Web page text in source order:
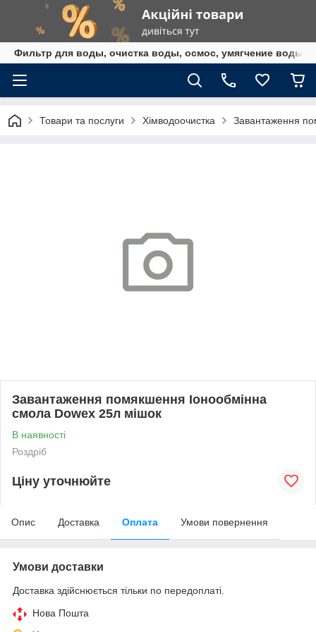
Фильтр для воды, очистка воды, осмос, умягчение воды,
Товари та послуги Хімводоочистка Завантаження
Завантаження помякшення Іонообмінна
смола Dowex 25л мішок
В наявності
Роздріб
Ціну уточнюйте
Опис Доставка Оплата Умови повернення
Умови доставки
Доставка здійснюється тільки по передоплаті.
Нова Пошта